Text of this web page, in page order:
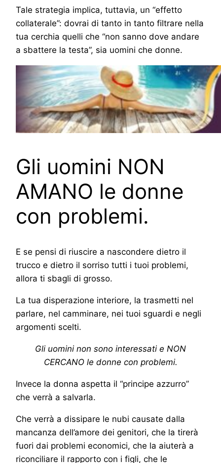
Tale strategia implica, tuttavia, un “effetto
collaterale”: dovrai di tanto in tanto filtrare nella
tua cerchia quelli che “non sanno dove andare
a sbattere la testa”, sia uomini che donne.
Gli uomini NON
AMANO le donne
con problemi.
E se pensi di riuscire a nascondere dietro il
trucco e dietro il sorriso tutti i tuoi problemi,
allora ti sbagli di grosso.
La tua disperazione interiore, la trasmetti nel
parlare, nel camminare, nei tuoi sguardi e negli
argomenti scelti.
Gli uomini non sono interessati e NON
CERCANO le donne con problemi.
Invece la donna aspetta il “principe azzurro”
che verrà a salvarla.
Che verrà a dissipare le nubi causate dalla
mancanza dell’amore dei genitori, che la tirerà
fuori dai problemi economici, che la aiuterà a
riconciliare il rapporto con i figli, che le